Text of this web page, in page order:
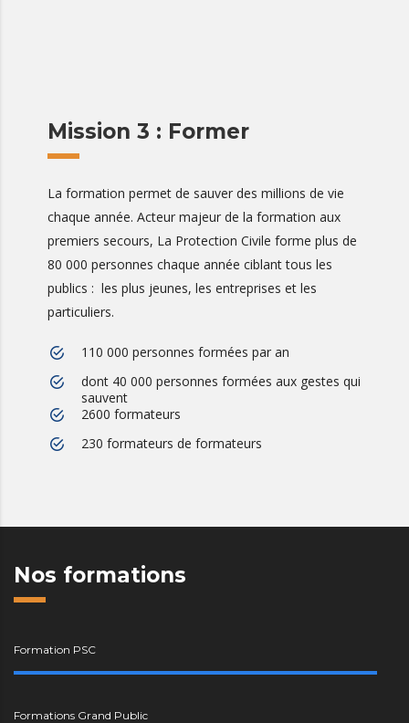
Mission 3 : Former
La formation permet de sauver des millions de vie
chaque année. Acteur majeur de la formation aux
premiers secours, La Protection Civile forme plus de
80 000 personnes chaque année ciblant tous les
publics : les plus jeunes, les entreprises et les
particuliers.
110 000 personnes formées par an
dont 40 000 personnes formées aux gestes qui
sauvent
2600 formateurs
230 formateurs de formateurs
Nos formations
Formation PSC
Formations Grand Public